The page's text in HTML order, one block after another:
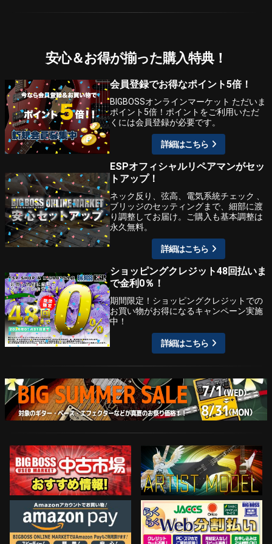
安心＆お得が揃った購入特典！
会員登録でお得なポイント5倍！
BIGBOSSオンラインマーケット ただいま
ポイント5倍！ポイントをご利用いただ
くには会員登録が必要です。
詳細はこちら
ESPオフィシャルリペアマンがセッ
トアップ！
ネック反り、弦高、電気系統チェック 、
ブリッジのセッティングまで、細部に渡
り調整してお届け。ご購入も基本調整は
永久無料。
詳細はこちら
ショッピングクレジット48回払いま
で金利0％！
期間限定！ショッピングクレジットでの
お買い物がお得になるキャンペーン実施
中！
詳細はこちら